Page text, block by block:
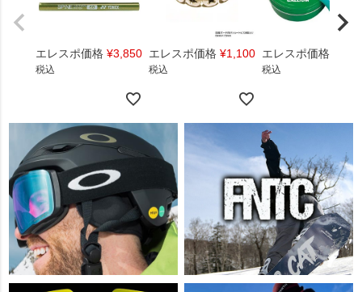
エレスポ価格 ¥3,850
税込
エレスポ価格 ¥1,100
税込
エレスポ価格
税込